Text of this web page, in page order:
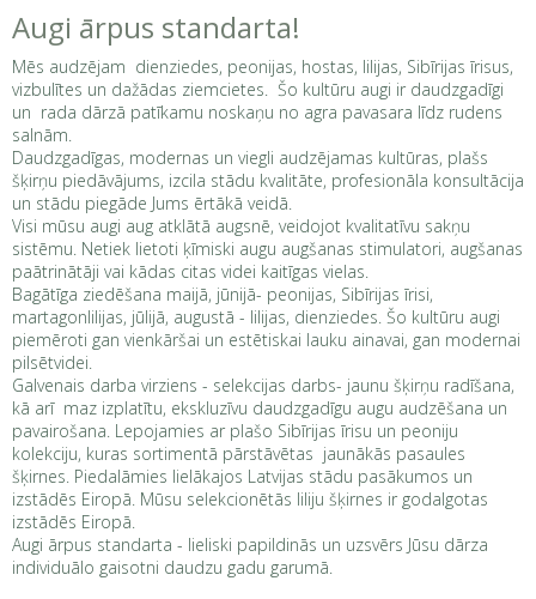
Augi ārpus standarta!
Mēs audzējam dienziedes, peonijas, hostas, lilijas, Sibīrijas īrisus,
vizbulītes un dažādas ziemcietes. Šo kultūru augi ir daudzgadīgi
un rada dārzā patīkamu noskaņu no agra pavasara līdz rudens
salnām.
Daudzgadīgas, modernas un viegli audzējamas kultūras, plašs
šķirņu piedāvājums, izcila stādu kvalitāte, profesionāla konsultācija
un stādu piegāde Jums ērtākā veidā.
Visi mūsu augi aug atklātā augsnē, veidojot kvalitatīvu sakņu
sistēmu. Netiek lietoti ķīmiski augu augšanas stimulatori, augšanas
paātrinātāji vai kādas citas videi kaitīgas vielas.
Bagātīga ziedēšana maijā, jūnijā- peonijas, Sibīrijas īrisi,
martagonlilijas, jūlijā, augustā - lilijas, dienziedes. Šo kultūru augi
piemēroti gan vienkāršai un estētiskai lauku ainavai, gan modernai
pilsētvidei.
Galvenais darba virziens - selekcijas darbs- jaunu šķirņu radīšana,
kā arī maz izplatītu, ekskluzīvu daudzgadīgu augu audzēšana un
pavairošana. Lepojamies ar plašo Sibīrijas īrisu un peoniju
kolekciju, kuras sortimentā pārstāvētas jaunākās pasaules
šķirnes. Piedalāmies lielākajos Latvijas stādu pasākumos un
izstādēs Eiropā. Mūsu selekcionētās liliju šķirnes ir godalgotas
izstādēs Eiropā.
Augi ārpus standarta - lieliski papildinās un uzsvērs Jūsu dārza
individuālo gaisotni daudzu gadu garumā.